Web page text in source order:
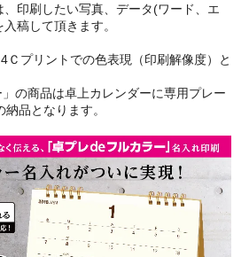
印刷したい写真、データ(ワード、エ
稿して頂きます。
Ｃプリントでの色表現（印刷解像度）と
の商品は卓上カレンダーに専用プレー
品となります。